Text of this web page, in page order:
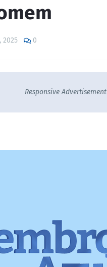
2025 0
Responsive Advertisement